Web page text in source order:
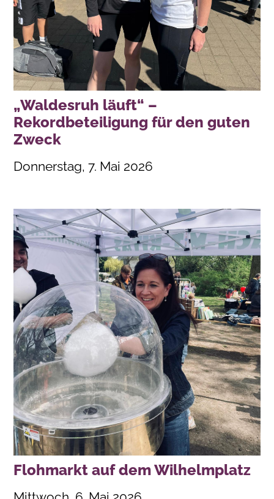
„Waldesruh läuft“ –
Rekordbeteiligung für den guten
Zweck
Donnerstag, 7. Mai 2026
Flohmarkt auf dem Wilhelmplatz